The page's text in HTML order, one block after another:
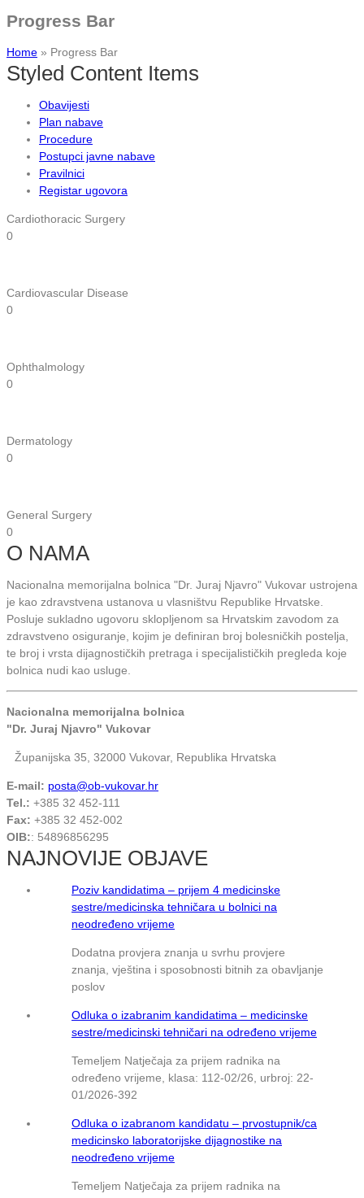
Progress Bar
Home » Progress Bar
Styled Content Items
Obavijesti
Plan nabave
Procedure
Postupci javne nabave
Pravilnici
Registar ugovora
Cardiothoracic Surgery
0
Cardiovascular Disease
0
Ophthalmology
0
Dermatology
0
General Surgery
0
O NAMA
Nacionalna memorijalna bolnica "Dr. Juraj Njavro" Vukovar ustrojena
je kao zdravstvena ustanova u vlasništvu Republike Hrvatske.
Posluje sukladno ugovoru sklopljenom sa Hrvatskim zavodom za
zdravstveno osiguranje, kojim je definiran broj bolesničkih postelja,
te broj i vrsta dijagnostičkih pretraga i specijalističkih pregleda koje
bolnica nudi kao usluge.
Nacionalna memorijalna bolnica
"Dr. Juraj Njavro" Vukovar
Županijska 35, 32000 Vukovar, Republika Hrvatska
E-mail: posta@ob-vukovar.hr
Tel.: +385 32 452-111
Fax: +385 32 452-002
OIB:: 54896856295
NAJNOVIJE OBJAVE
Poziv kandidatima – prijem 4 medicinske
sestre/medicinska tehničara u bolnici na
neodređeno vrijeme
Dodatna provjera znanja u svrhu provjere
znanja, vještina i sposobnosti bitnih za obavljanje
poslov
Odluka o izabranim kandidatima – medicinske
sestre/medicinski tehničari na određeno vrijeme
Temeljem Natječaja za prijem radnika na
određeno vrijeme, klasa: 112-02/26, urbroj: 22-
01/2026-392
Odluka o izabranom kandidatu – prvostupnik/ca
medicinsko laboratorijske dijagnostike na
neodređeno vrijeme
Temeljem Natječaja za prijem radnika na